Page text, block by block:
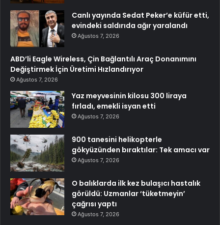
Canlı yayında Sedat Peker’e küfür etti,
evindeki saldırıda ağır yaralandı
Ağustos 7, 2026
ABD’li Eagle Wireless, Çin Bağlantılı Araç Donanımını
Değiştirmek İçin Üretimi Hızlandırıyor
Ağustos 7, 2026
Yaz meyvesinin kilosu 300 liraya
fırladı, emekli isyan etti
Ağustos 7, 2026
900 tanesini helikopterle
gökyüzünden bıraktılar: Tek amacı var
Ağustos 7, 2026
O balıklarda ilk kez bulaşıcı hastalık
görüldü: Uzmanlar ‘tüketmeyin’
çağrısı yaptı
Ağustos 7, 2026